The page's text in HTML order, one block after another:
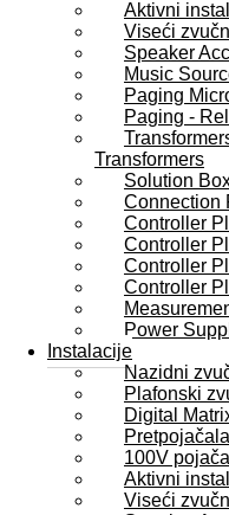
Aktivni
Viseći
Speaker
Music
Paging
Paging -
Transformers
Solution
Connection
Controller
Controller
Controller
Controller
Power
Instalacije
Nazidni
Plafonski
Digital
Pretpojačala
100V
Aktivni
Viseći